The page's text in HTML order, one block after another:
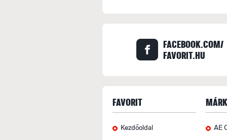
FACEBOOK.COM/
FAVORIT.HU
FAVORIT
Kezdőoldal
AE